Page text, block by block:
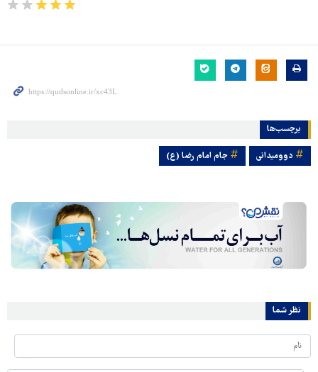
برچسب‌ها
دوومیدانی جام امام رضا (ع)
نظر شما